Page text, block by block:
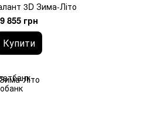
3D Зима-Літо
9 855 грн
Купити